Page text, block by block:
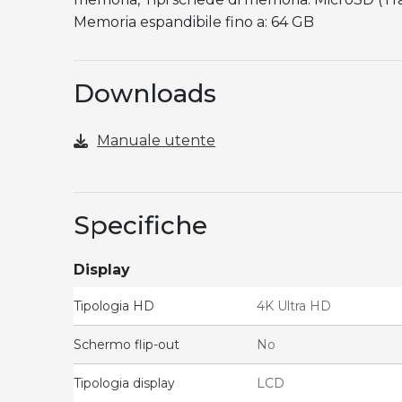
Memoria espandibile fino a: 64 GB
Downloads
Manuale utente
Specifiche
Display
Tipologia HD 4K Ultra HD
Schermo flip-out No
Tipologia display LCD